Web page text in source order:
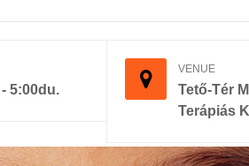
5:00du.
VENUE
Tető-Tér
Terápiás